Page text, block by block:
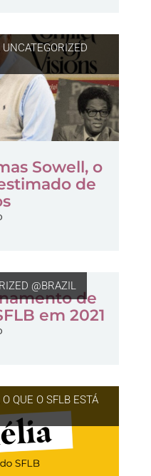
UNCATEGORIZED
Sowell, o
de
@BRAZIL
de
em 2021
O QUE O SFLB ESTÁ